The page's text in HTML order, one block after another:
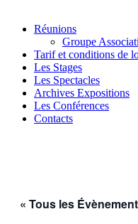
Réunions
Groupe
Tarif et conditions de
Les Stages
Les Spectacles
Archives Expositions
Les Conférences
Contacts
« Tous les